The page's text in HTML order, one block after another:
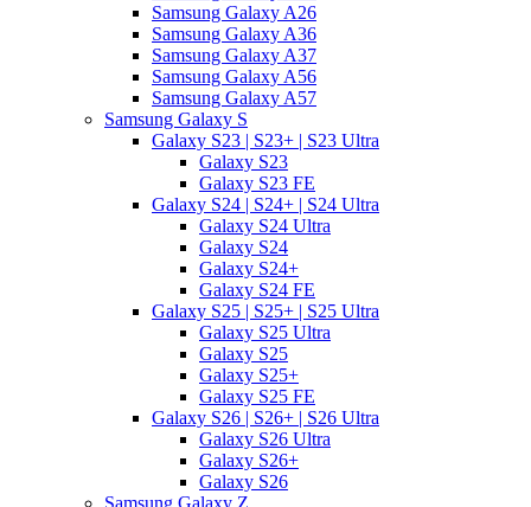
Samsung Galaxy A26
Samsung Galaxy A36
Samsung Galaxy A37
Samsung Galaxy A56
Samsung Galaxy A57
Samsung Galaxy S
Galaxy S23 | S23+ | S23 Ultra
Galaxy S23
Galaxy S23 FE
Galaxy S24 | S24+ | S24 Ultra
Galaxy S24 Ultra
Galaxy S24
Galaxy S24+
Galaxy S24 FE
Galaxy S25 | S25+ | S25 Ultra
Galaxy S25 Ultra
Galaxy S25
Galaxy S25+
Galaxy S25 FE
Galaxy S26 | S26+ | S26 Ultra
Galaxy S26 Ultra
Galaxy S26+
Galaxy S26
Samsung Galaxy Z